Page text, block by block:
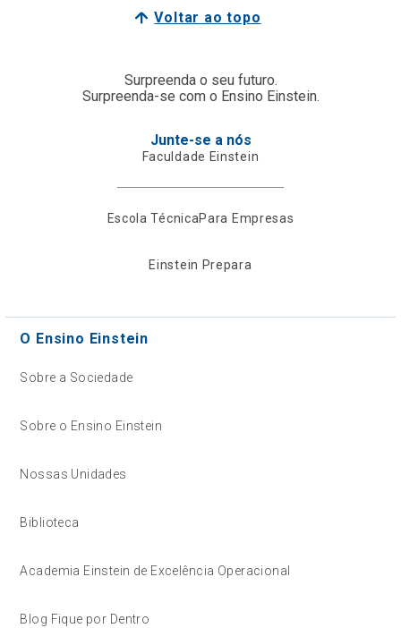
Voltar ao topo
Surpreenda o seu futuro.
Surpreenda-se com o Ensino Einstein.
Junte-se a nós
Faculdade Einstein
Escola TécnicaPara Empresas
Einstein Prepara
O Ensino Einstein
Sobre a Sociedade
Sobre o Ensino Einstein
Nossas Unidades
Biblioteca
Academia Einstein de Excelência Operacional
Blog Fique por Dentro